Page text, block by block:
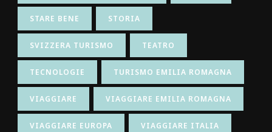
STARE BENE STORIA
SVIZZERA TURISMO TEATRO
TECNOLOGIE TURISMO EMILIA ROMAGNA
VIAGGIARE VIAGGIARE EMILIA ROMAGNA
VIAGGIARE EUROPA VIAGGIARE ITALIA